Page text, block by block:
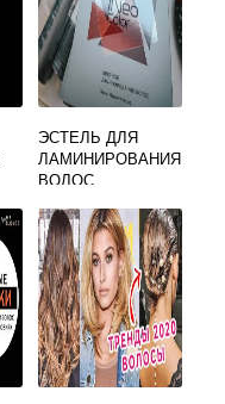
ЭСТЕЛЬ ДЛЯ
ЛАМИНИРОВАНИЯ
ВОЛОС